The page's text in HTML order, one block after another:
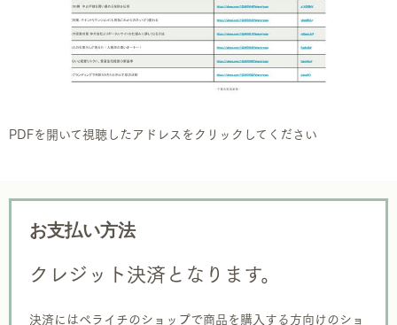
PDFを開いて視聴したアドレスをクリックしてください
お支払い方法
クレジット決済となります。
決済にはペライチのショップで商品を購入する方向けのショ